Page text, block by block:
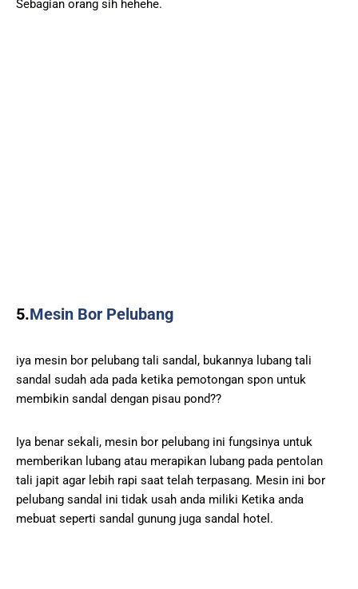
Sebagian orang sih hehehe.
5.Mesin Bor Pelubang
iya mesin bor pelubang tali sandal, bukannya lubang tali
sandal sudah ada pada ketika pemotongan spon untuk
membikin sandal dengan pisau pond??
Iya benar sekali, mesin bor pelubang ini fungsinya untuk
memberikan lubang atau merapikan lubang pada pentolan
tali japit agar lebih rapi saat telah terpasang. Mesin ini bor
pelubang sandal ini tidak usah anda miliki Ketika anda
mebuat seperti sandal gunung juga sandal hotel.